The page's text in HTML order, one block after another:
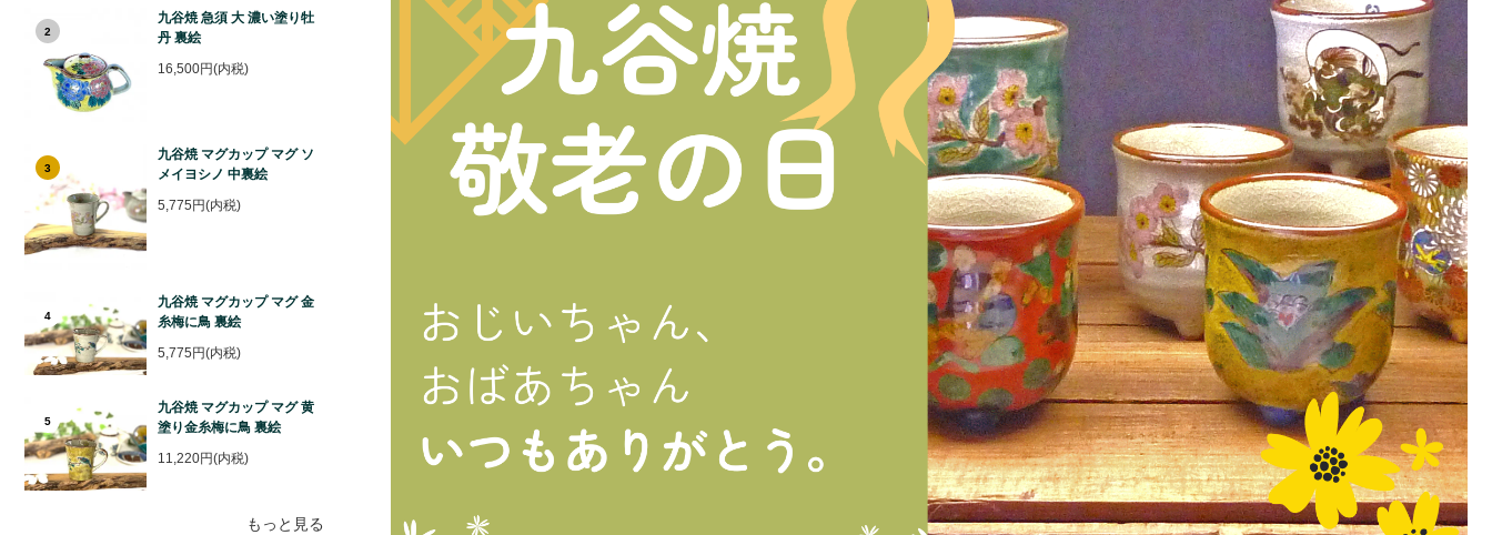
2
九谷焼 急須 大 濃い塗り牡
丹 裏絵
16,500円(内税)
3
九谷焼 マグカップ マグ ソ
メイヨシノ 中裏絵
5,775円(内税)
4
九谷焼 マグカップ マグ 金
糸梅に鳥 裏絵
5,775円(内税)
5
九谷焼 マグカップ マグ 黄
塗り金糸梅に鳥 裏絵
11,220円(内税)
もっと見る